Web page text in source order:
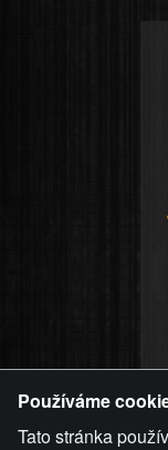
Používáme
Tato stránka